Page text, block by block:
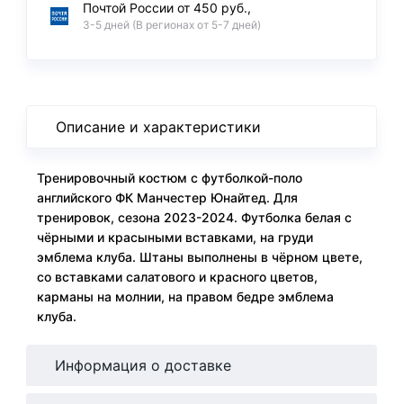
Почтой России от 450 руб.,
3-5 дней (В регионах от 5-7 дней)
Описание и характеристики
Тренировочный костюм с футболкой-поло
английского ФК Манчестер Юнайтед. Для
тренировок, сезона 2023-2024. Футболка белая с
чёрными и красыными вставками, на груди
эмблема клуба. Штаны выполнены в чёрном цвете,
со вставками салатового и красного цветов,
карманы на молнии, на правом бедре эмблема
клуба.
Информация о доставке